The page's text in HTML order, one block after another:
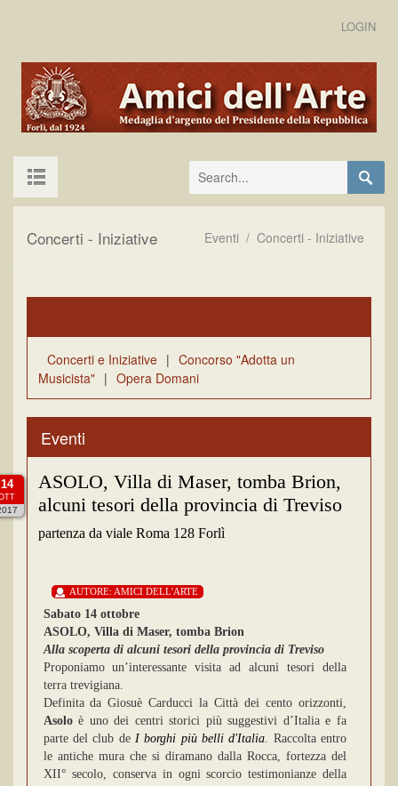
LOGIN
Concerti - Iniziative Eventi / Concerti - Iniziative
Concerti e Iniziative | Concorso "Adotta un
Musicista" | Opera Domani
Eventi
14
ASOLO, Villa di Maser, tomba Brion,
alcuni tesori della provincia di Treviso
partenza da viale Roma 128 Forlì
AUTORE: AMICI DELL'ARTE
Sabato 14 ottobre
ASOLO, Villa di Maser, tomba Brion
Alla scoperta di alcuni tesori della provincia di Treviso
Proponiamo un’interessante visita ad alcuni tesori della
terra trevigiana.
Definita da Giosuè Carducci la Città dei cento orizzonti,
Asoloè uno dei centri storici più suggestivi d’Italia e fa
parte del club de I borghi più belli d'Italia. Raccolta entro
le antiche mura che si diramano dalla Rocca, fortezza del
XII° secolo, conserva in ogni scorcio testimonianze della